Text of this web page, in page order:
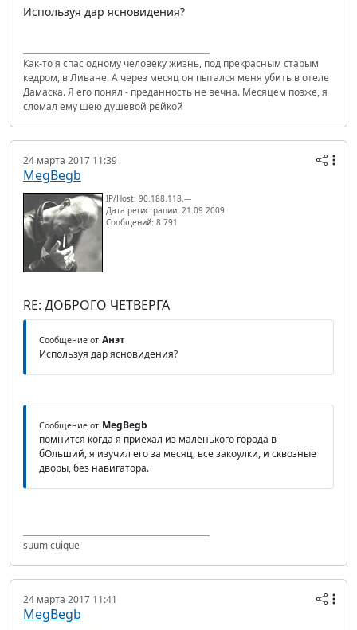
Используя дар ясновидения?
Как-то я спас одному человеку жизнь, под прекрасным старым
кедром, в Ливане. А через месяц он пытался меня убить в отеле
Дамаска. Я его понял - преданность не вечна. Месяцем позже, я
сломал ему шею душевой рейкой
24 марта 2017 11:39
MegBegb
IP/Host: 90.188.118.---
Дата регистрации: 21.09.2009
Сообщений: 8 791
RE: ДОБРОГО ЧЕТВЕРГА
Сообщение от Анэт
Используя дар ясновидения?
Сообщение от MegBegb
помнится когда я приехал из маленького города в
бОльший, я изучил его за месяц, все закоулки, и сквозные
дворы, без навигатора.
suum cuique
24 марта 2017 11:41
MegBegb